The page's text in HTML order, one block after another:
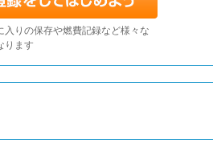
入りの保存や燃費記録など様々な
ります